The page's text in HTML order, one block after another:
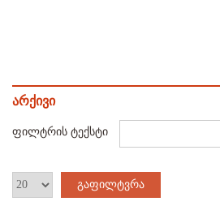
არქივი
ფილტრის ტექსტი
გაფილტვრა